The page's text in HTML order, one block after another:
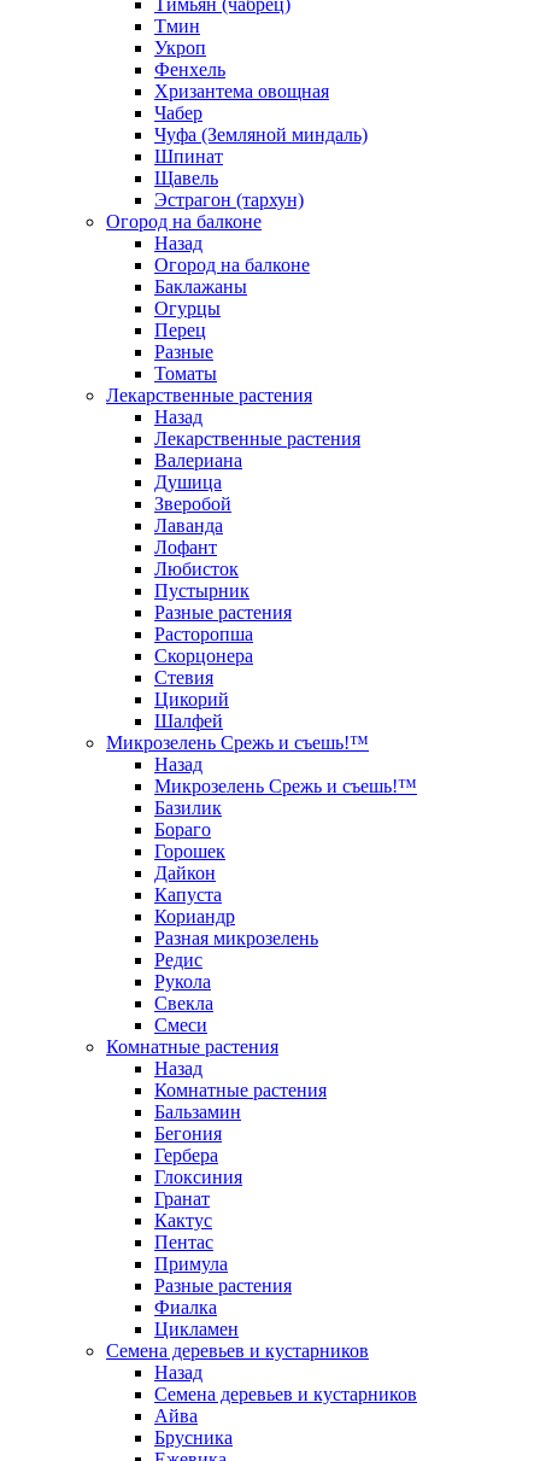
Тимьян (чабрец)
Тмин
Укроп
Фенхель
Хризантема овощная
Чабер
Чуфа (Земляной миндаль)
Шпинат
Щавель
Эстрагон (тархун)
Огород на балконе
Назад
Огород на балконе
Баклажаны
Огурцы
Перец
Разные
Томаты
Лекарственные растения
Назад
Лекарственные растения
Валериана
Душица
Зверобой
Лаванда
Лофант
Любисток
Пустырник
Разные растения
Расторопша
Скорцонера
Стевия
Цикорий
Шалфей
Микрозелень Срежь и съешь!™
Назад
Микрозелень Срежь и съешь!™
Базилик
Бораго
Горошек
Дайкон
Капуста
Кориандр
Разная микрозелень
Редис
Рукола
Свекла
Смеси
Комнатные растения
Назад
Комнатные растения
Бальзамин
Бегония
Гербера
Глоксиния
Гранат
Кактус
Пентас
Примула
Разные растения
Фиалка
Цикламен
Семена деревьев и кустарников
Назад
Семена деревьев и кустарников
Айва
Брусника